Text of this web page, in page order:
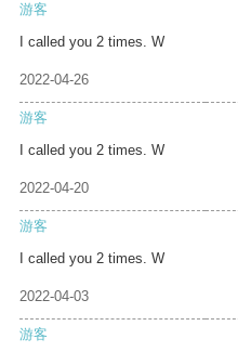
游客
I called you 2 times. W
2022-04-26
游客
I called you 2 times. W
2022-04-20
游客
I called you 2 times. W
2022-04-03
游客